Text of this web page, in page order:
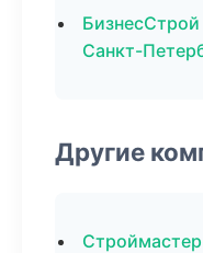
Санкт-
Другие